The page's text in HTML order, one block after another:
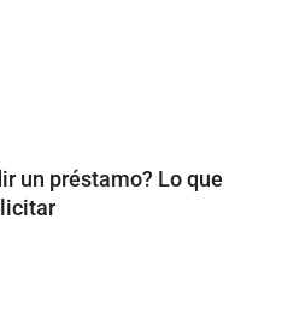
un préstamo? Lo que